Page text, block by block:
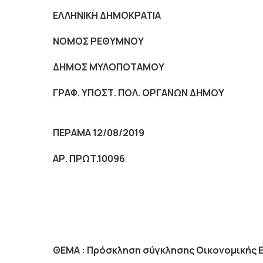
ΕΛΛΗΝΙΚΗ ΔΗΜΟΚΡΑΤΙΑ
NOMOΣ ΡΕΘΥΜΝΟΥ
ΔΗΜΟΣ ΜΥΛΟΠΟΤΑΜΟΥ
ΓΡΑΦ. ΥΠΟΣΤ. ΠΟΛ. ΟΡΓΑΝΩΝ ΔΗΜΟΥ
ΠΕΡΑΜΑ 12/08/2019
ΑΡ. ΠΡΩΤ.10096
ΘΕΜΑ : Πρόσκληση σύγκλησης Οικονομικής